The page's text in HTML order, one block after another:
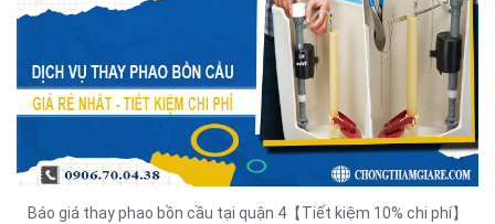
Báo giá thay phao bồn cầu tại quận 4【Tiết kiệm 10% chi phí】